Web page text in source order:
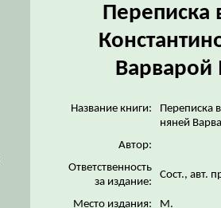
Переписка
Варварой
Название книги:
Переписка
няней
Автор:
Ответственность
за издание:
Сост., авт.
Место издания:
М.